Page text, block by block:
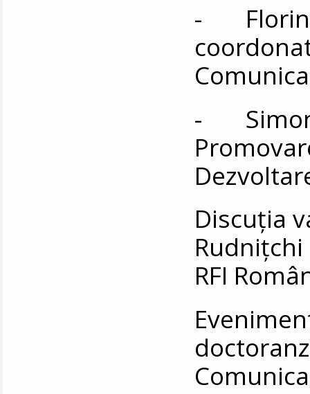
- Florin
-
Discuția
RFI